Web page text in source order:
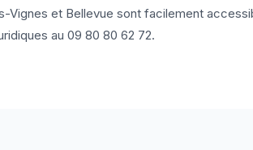
Vignes et Bellevue sont facilement
au 09 80 80 62 72.